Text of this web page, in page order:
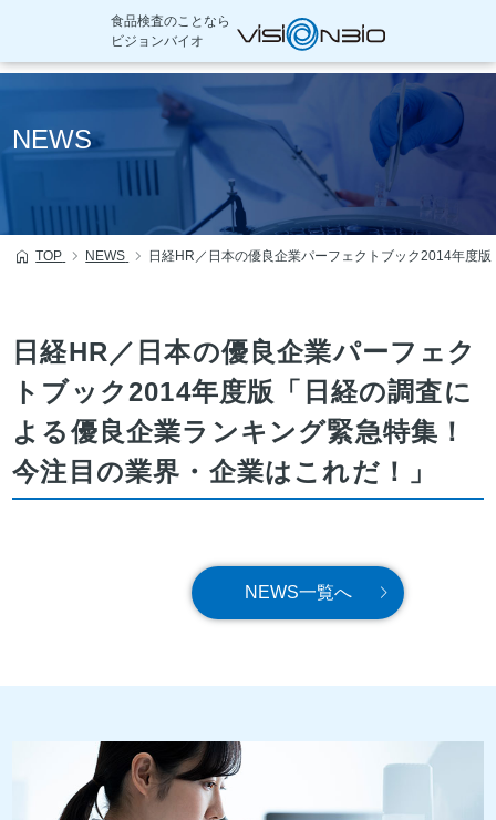
へ
食品検査のことなら
ビジョンバイオ
NEWS
TOP NEWS 日経HR／日本の優良企業パーフェクトブック2014年度
日経HR／日本の優良企業パーフェク
トブック2014年度版「日経の調査に
よる優良企業ランキング緊急特集！
今注目の業界・企業はこれだ！」
NEWS一覧へ